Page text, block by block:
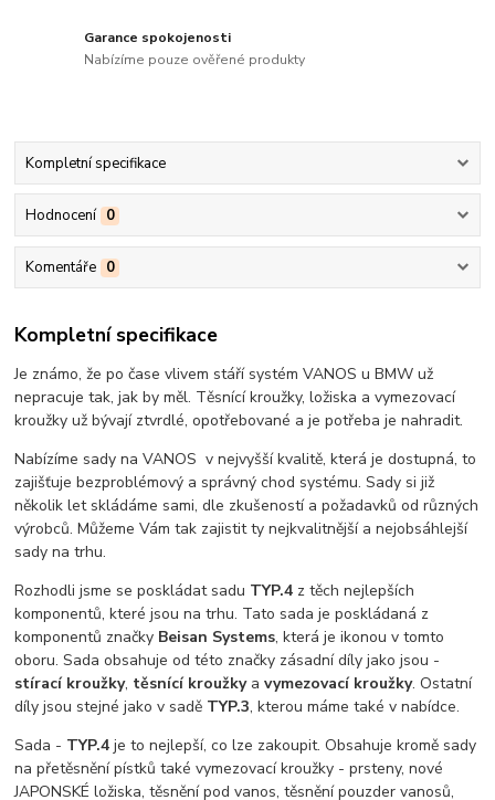
Garance spokojenosti
Nabízíme pouze ověřené produkty
Kompletní specifikace
Hodnocení 0
Komentáře 0
Kompletní specifikace
Je známo, že po čase vlivem stáří systém VANOS u BMW už
nepracuje tak, jak by měl. Těsnící kroužky, ložiska a vymezovací
kroužky už bývají ztvrdlé, opotřebované a je potřeba je nahradit.
Nabízíme sady na VANOS v nejvyšší kvalitě, která je dostupná, to
zajišťuje bezproblémový a správný chod systému. Sady si již
několik let skládáme sami, dle zkušeností a požadavků od různých
výrobců. Můžeme Vám tak zajistit ty nejkvalitnější a nejobsáhlejší
sady na trhu.
Rozhodli jsme se poskládat sadu TYP.4 z těch nejlepších
komponentů, které jsou na trhu. Tato sada je poskládaná z
komponentů značky Beisan Systems, která je ikonou v tomto
oboru. Sada obsahuje od této značky zásadní díly jako jsou -
stírací kroužky, těsnící kroužkyavymezovací kroužky. Ostatní
díly jsou stejné jako v sadě TYP.3, kterou máme také v nabídce.
Sada - TYP.4 je to nejlepší, co lze zakoupit. Obsahuje kromě sady
na přetěsnění pístků také vymezovací kroužky - prsteny, nové
JAPONSKÉ ložiska, těsnění pod vanos, těsnění pouzder vanosů,